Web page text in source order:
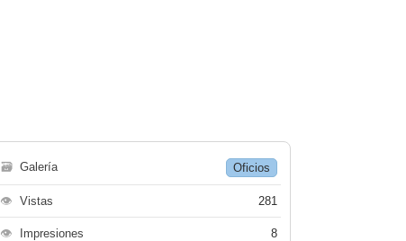
🗃 Galería Oficios
👁 Vistas 281
👁 Impresiones 8